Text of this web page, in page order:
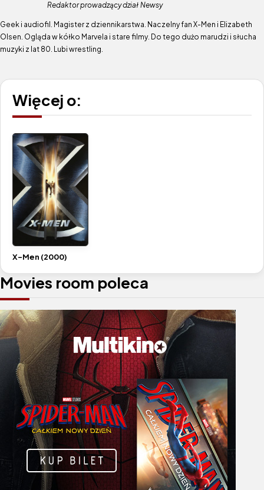
Redaktor prowadzący dział Newsy
Geek i audiofil. Magister z dziennikarstwa. Naczelny fan X-Men i Elizabeth
Olsen. Ogląda w kółko Marvela i stare filmy. Do tego dużo marudzi i słucha
muzyki z lat 80. Lubi wrestling.
Movies room poleca
Więcej o:
X-Men (2000)